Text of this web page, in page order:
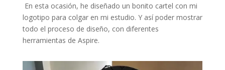
En esta ocasión, he diseñado un bonito cartel con mi
logotipo para colgar en mi estudio. Y así poder mostrar
todo el proceso de diseño, con diferentes
herramientas de Aspire.